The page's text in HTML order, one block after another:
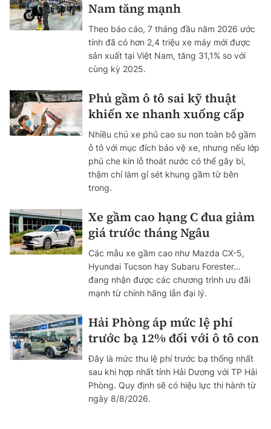
Nam tăng mạnh
Theo báo cáo, 7 tháng đầu năm 2026 ước
tính đã có hơn 2,4 triệu xe máy mới được
sản xuất tại Việt Nam, tăng 31,1% so với
cùng kỳ 2025.
Phủ gầm ô tô sai kỹ thuật
khiến xe nhanh xuống cấp
Nhiều chủ xe phủ cao su non toàn bộ gầm
ô tô với mục đích bảo vệ xe, nhưng nếu lớp
phủ che kín lỗ thoát nước có thể gây bí,
thậm chí làm gỉ sét khung gầm từ bên
trong.
Xe gầm cao hạng C đua giảm
giá trước tháng Ngâu
Các mẫu xe gầm cao như Mazda CX-5,
Hyundai Tucson hay Subaru Forester…
đang nhận được các chương trình ưu đãi
mạnh từ chính hãng lẫn đại lý.
Hải Phòng áp mức lệ phí
trước bạ 12% đối với ô tô con
Đây là mức thu lệ phí trước bạ thống nhất
sau khi hợp nhất tỉnh Hải Dương với TP Hải
Phòng. Quy định sẽ có hiệu lực thi hành từ
ngày 8/8/2026.